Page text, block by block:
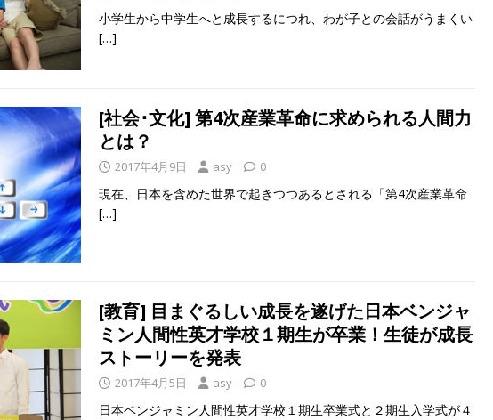
小学生から中学生へと成長するにつれ、わが子との会話がうまくい
[…]
[社会･文化] 第4次産業革命に求められる人間力
とは？
2017年4月9日 asy 0
現在、日本を含めた世界で起きつつあるとされる「第4次産業革命
[…]
[教育] 目まぐるしい成長を遂げた日本ベンジャ
ミン人間性英才学校１期生が卒業！生徒が成長
ストーリーを発表
2017年4月5日 asy 0
日本ベンジャミン人間性英才学校１期生卒業式と２期生入学式が４